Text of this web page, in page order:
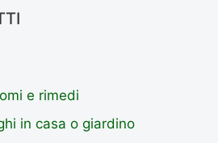
e rimedi
in casa o giardino